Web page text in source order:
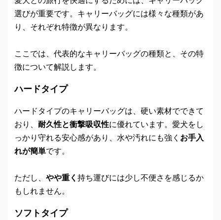
選びが重要です。キャリーバッグには様々な種類があ
り、それぞれ特徴が異なります。
ここでは、代表的なキャリーバッグの種類と、その特
徴について解説します。
ハードタイプ
ハードタイプのキャリーバッグは、硬い素材でできて
おり、 耐久性と衝撃吸収性に優れています。愛犬をし
っかり守れる安心感があり、水や汚れにも強く お手入
れが簡単です。
ただし、 やや重く 持ち運びには少し不便さを感じるか
もしれません。
ソフトタイプ